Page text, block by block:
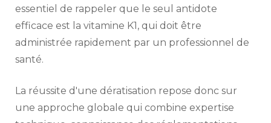
essentiel de rappeler que le seul antidote
efficace est la vitamine K1, qui doit être
administrée rapidement par un professionnel de
santé.
La réussite d'une dératisation repose donc sur
une approche globale qui combine expertise